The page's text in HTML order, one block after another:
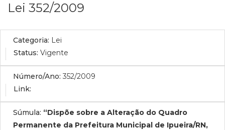
Lei 352/2009
Categoria: Lei
Status: Vigente
Número/Ano: 352/2009
Link:
Súmula: “Dispõe sobre a Alteração do Quadro
Permanente da Prefeitura Municipal de Ipueira/RN,